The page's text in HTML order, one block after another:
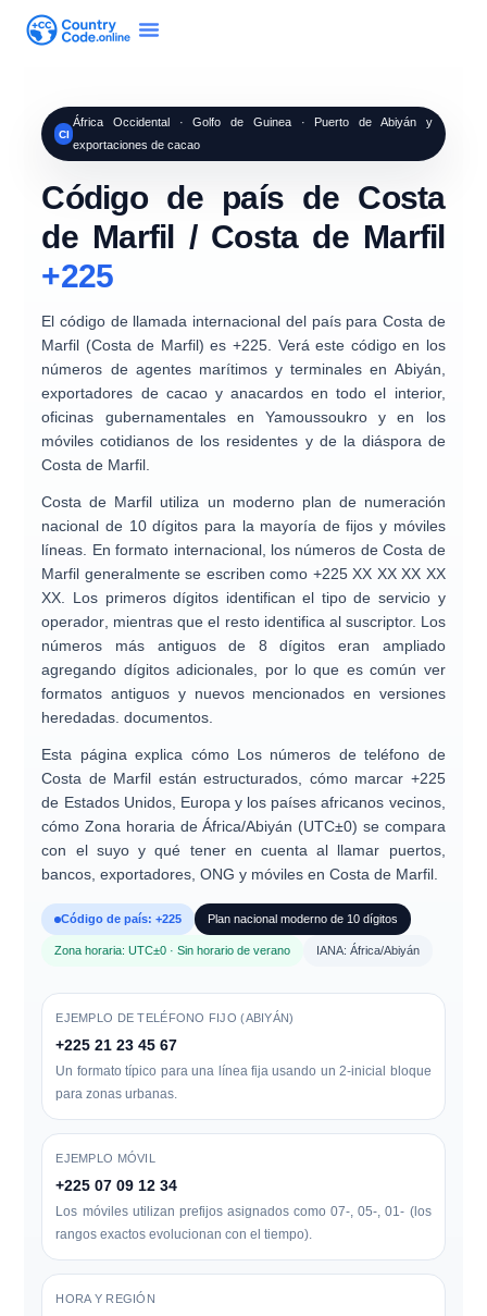
CI
África Occidental · Golfo de Guinea · Puerto de Abiyán y
exportaciones de cacao
Código de país de Costa
de Marfil / Costa de Marfil
+225
El código de llamada internacional del país para Costa de
Marfil (Costa de Marfil) es+225 . Verá este código en los
números de agentes marítimos y terminales en Abiyán,
exportadores de cacao y anacardos en todo el interior,
oficinas gubernamentales en Yamoussoukro y en los
móviles cotidianos de los residentes y de la diáspora de
Costa de Marfil.
Costa de Marfil utiliza un moderno plan de numeración
nacional de 10 dígitos para la mayoría de fijos y móviles
líneas. En formato internacional, los números de Costa de
Marfil generalmente se escriben como +225 XX XX XX XX
XX . Los primeros dígitos identifican el tipo de servicio y
operador , mientras que el resto identifica al suscriptor. Los
números más antiguos de 8 dígitos eran ampliado
agregando dígitos adicionales, por lo que es común ver
formatos antiguos y nuevos mencionados en versiones
heredadas. documentos.
Esta página explica cómo Los números de teléfono de
Costa de Marfil están estructurados , cómo marcar +225
de Estados Unidos, Europa y los países africanos vecinos,
cómoZona horaria de África/Abiyán (UTC±0) se compara
con el suyo y qué tener en cuenta al llamar puertos,
bancos, exportadores, ONG y móviles en Costa de Marfil.
Código de país: +225 Plan nacional moderno de 10 dígitos
Zona horaria: UTC±0 · Sin horario de verano IANA: África/Abiyán
EJEMPLO DE TELÉFONO FIJO (ABIYÁN)
+225 21 23 45 67
Un formato típico para una línea fija usando un2-inicial bloque
para zonas urbanas.
EJEMPLO MÓVIL
+225 07 09 12 34
Los móviles utilizan prefijos asignados como07-, 05-, 01- (los
rangos exactos evolucionan con el tiempo).
HORA Y REGIÓN